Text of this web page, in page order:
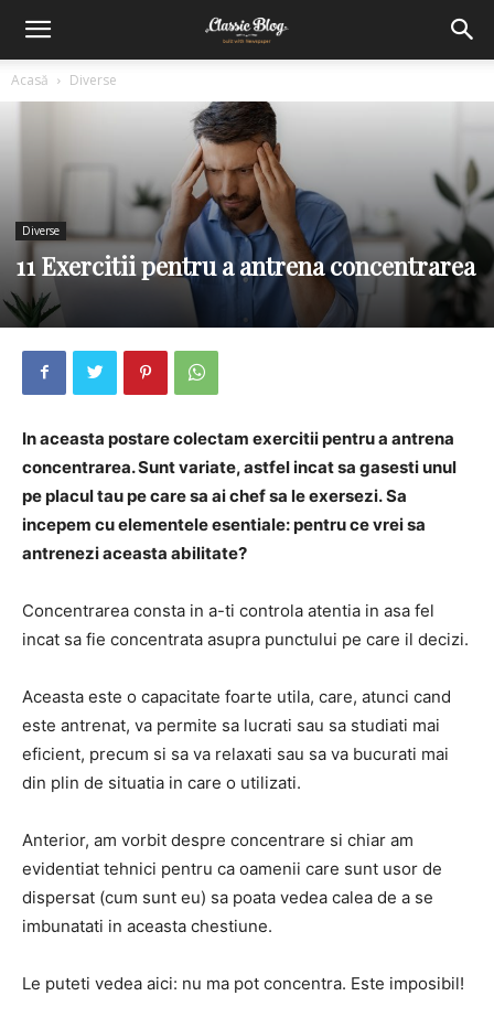
Acasă Diverse
Diverse
11 Exercitii pentru a antrena concentrarea
In aceasta postare colectam exercitii pentru a antrena
concentrarea.Sunt variate, astfel incat sa gasesti unul
pe placul tau pe care sa ai chef sa le exersezi.Sa
incepem cu elementele esentiale: pentru ce vrei sa
antrenezi aceasta abilitate?
Concentrarea consta in a-ti controla atentia in asa fel
incat sa fie concentrata asupra punctului pe care il decizi.
Aceasta este o capacitate foarte utila, care, atunci cand
este antrenat, va permite sa lucrati sau sa studiati mai
eficient, precum si sa va relaxati sau sa va bucurati mai
din plin de situatia in care o utilizati.
Anterior, am vorbit despre concentrare si chiar am
evidentiat tehnici pentru ca oamenii care sunt usor de
dispersat (cum sunt eu) sa poata vedea calea de a se
imbunatati in aceasta chestiune.
Le puteti vedea aici: nu ma pot concentra. Este imposibil!